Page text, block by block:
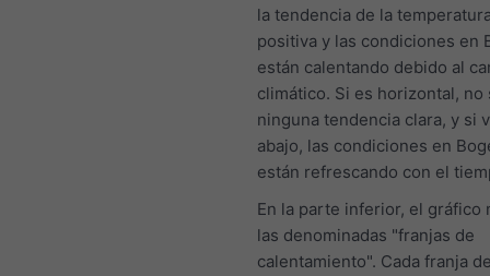
la tendencia de la
positiva y las condiciones en
están calentando debido al
climático. Si es horizontal, no
ninguna tendencia clara, y si
abajo, las condiciones en
están refrescando con el
En la parte inferior, el gráfico
las denominadas "franjas de
calentamiento". Cada franja